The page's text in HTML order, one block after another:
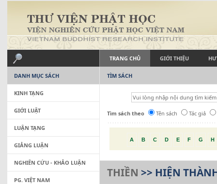
TRANG CHỦ GIỚI THIỆU
TÌM SÁCH
Tìm sách theo Tên sách Tác giả
A B C D E F G H
THIỀN >> HIỆN
DANH MỤC SÁCH
KINH TẠNG
GIỚI LUẬT
LUẬN TẠNG
GIẢNG LUẬN
NGHIÊN CỨU - KHẢO LUẬN
PG. VIỆT NAM